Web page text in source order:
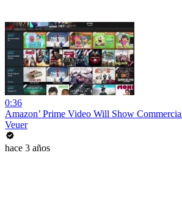
0:36
Amazon’ Prime Video Will Show
Veuer
hace 3 años